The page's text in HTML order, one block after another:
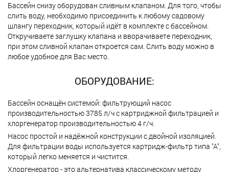
Бассейн снизу оборудован сливным клапаном. Для того, чтобы
слить воду, необходимо присоединить к любому садовому
шлангу переходник, который идёт в комплекте с бассейном.
Откручиваете заглушку клапана и вворачиваете переходник,
при этом сливной клапан откроется сам. Слить воду можно в
любое удобное для Вас место.
ОБОРУДОВАНИЕ:
Бассейн оснащён системой: фильтрующий насос
производительностью 3785 л/ч с картриджной фильтрацией и
хлоргенератор производительностью 4 г/ч.
Насос простой и надёжной конструкции с двойной изоляцией.
Для фильтрации воды используется картридж-фильтр типа "А",
который легко меняется и чистится.
Хлоргенератор - это альтернатива классическому методу